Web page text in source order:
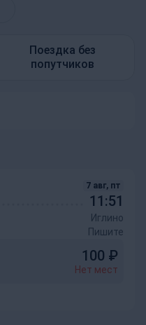
Поездка без
попутчиков
11:51
7 авг, пт
Иглино
Пишите
100 ₽
Нет мест